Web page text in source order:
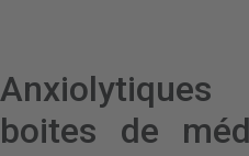
boites de